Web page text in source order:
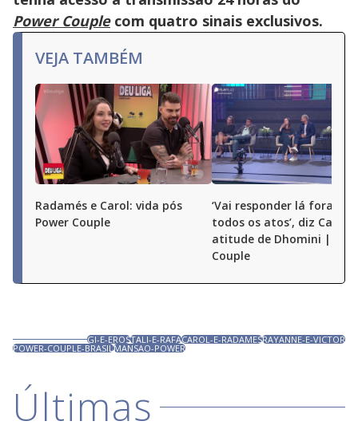
Power Couplecom quatro sinais exclusivos.
VEJA TAMBÉM
Radamés e Carol: vida pós
Power Couple
‘Vai responder lá fora por
todos os atos’, diz Carol
atitude de Dhomini |
Couple
GI-E-EROSTALI-E-RAFACAROL-E-RADAMESRAYANNE-E-VICTOR
POWER-COUPLE-BRASILMANSAO-POWER
Últimas